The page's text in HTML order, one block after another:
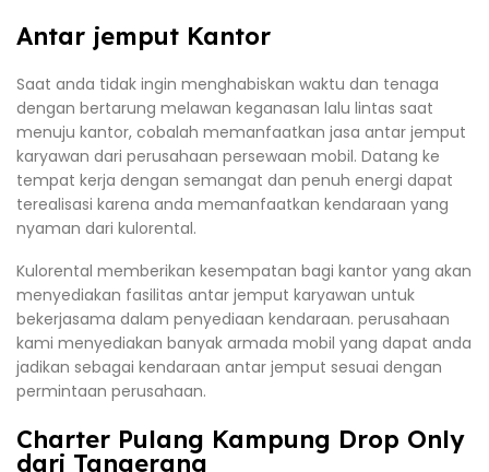
Antar jemput Kantor
Saat anda tidak ingin menghabiskan waktu dan tenaga
dengan bertarung melawan keganasan lalu lintas saat
menuju kantor, cobalah memanfaatkan jasa antar jemput
karyawan dari perusahaan persewaan mobil. Datang ke
tempat kerja dengan semangat dan penuh energi dapat
terealisasi karena anda memanfaatkan kendaraan yang
nyaman dari kulorental.
Kulorental memberikan kesempatan bagi kantor yang akan
menyediakan fasilitas antar jemput karyawan untuk
bekerjasama dalam penyediaan kendaraan. perusahaan
kami menyediakan banyak armada mobil yang dapat anda
jadikan sebagai kendaraan antar jemput sesuai dengan
permintaan perusahaan.
Charter Pulang Kampung Drop Only
dari Tangerang